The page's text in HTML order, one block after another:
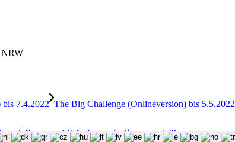
und Schulorganisation genutzt?
NRW
7.4.2022 The Big Challenge (Onlineversion) bis 5.5.2022